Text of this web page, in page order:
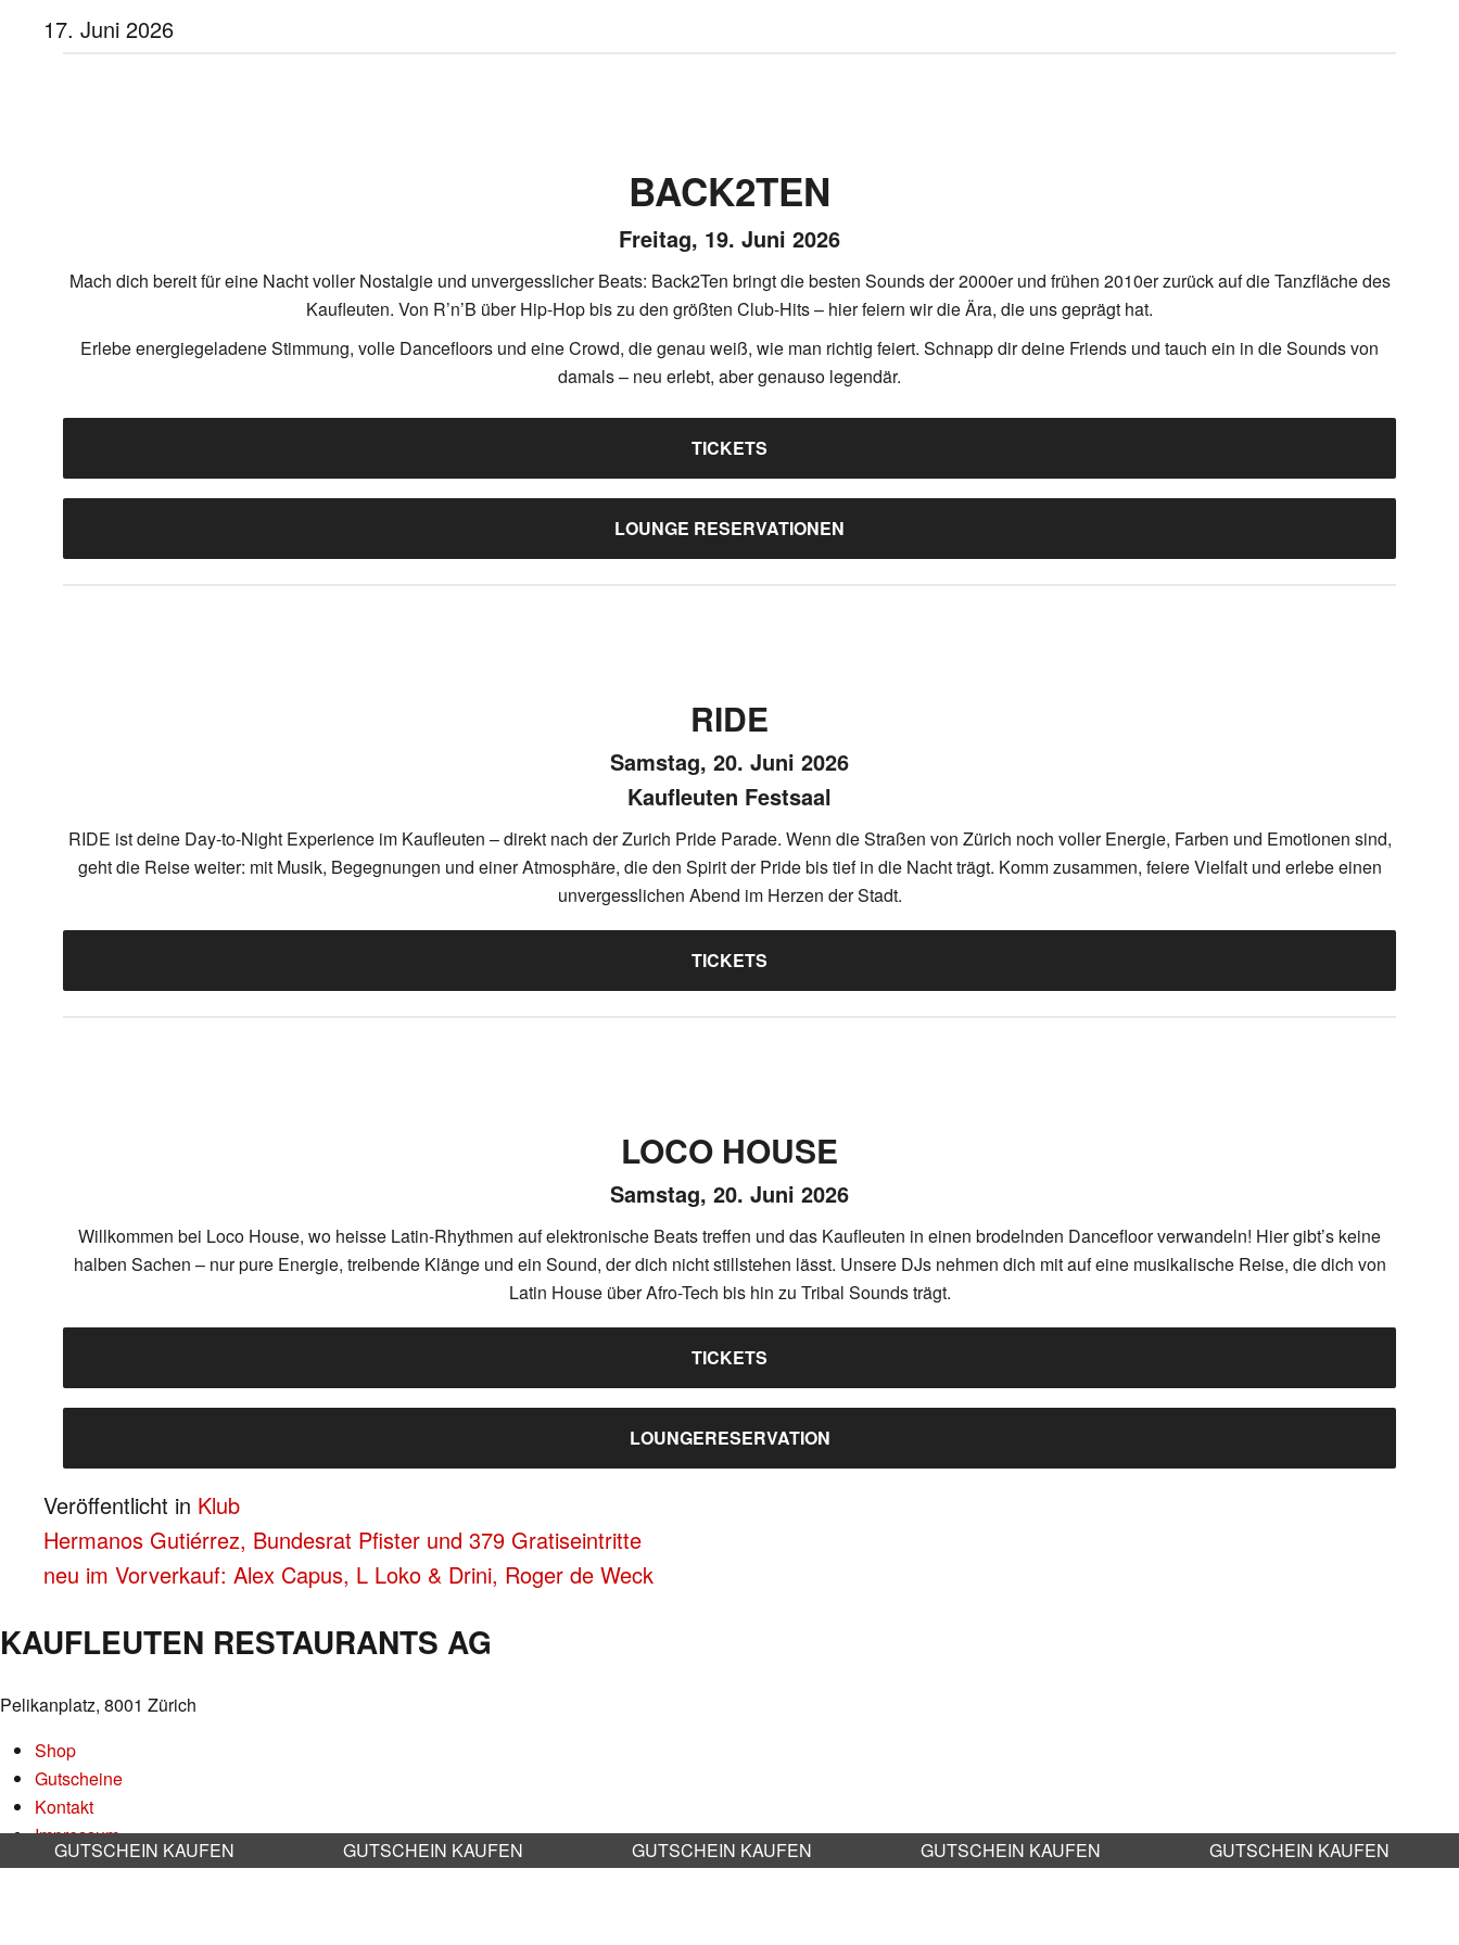
17. Juni 2026
BACK2TEN
Freitag, 19. Juni 2026
Mach dich bereit für eine Nacht voller Nostalgie und unvergesslicher Beats: Back2Ten bringt die besten Sounds der 2000er und frühen 2010er zurück auf die Tanzfläche des
Kaufleuten. Von R’n’B über Hip-Hop bis zu den größten Club-Hits – hier feiern wir die Ära, die uns geprägt hat.
Erlebe energiegeladene Stimmung, volle Dancefloors und eine Crowd, die genau weiß, wie man richtig feiert. Schnapp dir deine Friends und tauch ein in die Sounds von
damals – neu erlebt, aber genauso legendär.
TICKETS
LOUNGE RESERVATIONEN
RIDE
Samstag, 20. Juni 2026
Kaufleuten Festsaal
RIDE ist deine Day-to-Night Experience im Kaufleuten – direkt nach der Zurich Pride Parade. Wenn die Straßen von Zürich noch voller Energie, Farben und Emotionen sind,
geht die Reise weiter: mit Musik, Begegnungen und einer Atmosphäre, die den Spirit der Pride bis tief in die Nacht trägt. Komm zusammen, feiere Vielfalt und erlebe einen
unvergesslichen Abend im Herzen der Stadt.
TICKETS
LOCO HOUSE
Samstag, 20. Juni 2026
Willkommen bei Loco House, wo heisse Latin-Rhythmen auf elektronische Beats treffen und das Kaufleuten in einen brodelnden Dancefloor verwandeln! Hier gibt’s keine
halben Sachen – nur pure Energie, treibende Klänge und ein Sound, der dich nicht stillstehen lässt. Unsere DJs nehmen dich mit auf eine musikalische Reise, die dich von
Latin House über Afro-Tech bis hin zu Tribal Sounds trägt.
TICKETS
LOUNGERESERVATION
Veröffentlicht in Klub
BEITRAGS-
NAVIGATION
Hermanos Gutiérrez, Bundesrat Pfister und 379 Gratiseintritte
neu im Vorverkauf: Alex Capus, L Loko & Drini, Roger de Weck
KAUFLEUTEN RESTAURANTS AG
Pelikanplatz, 8001 Zürich
Shop
Gutscheine
Kontakt
Impressum
Datenschutz
GUTSCHEIN KAUFEN GUTSCHEIN KAUFEN GUTSCHEIN KAUFEN GUTSCHEIN KAUFEN GUTSCHEIN KAUFEN